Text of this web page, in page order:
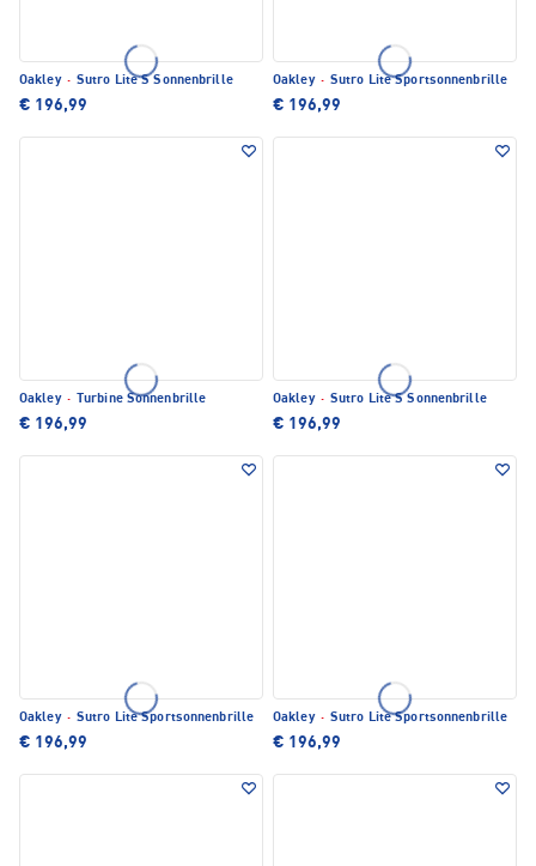
Oakley · Sutro Lite S Sonnenbrille
€ 196,99
Oakley · Sutro Lite Sportsonnenbrille
€ 196,99
Oakley · Turbine Sonnenbrille
€ 196,99
Oakley · Sutro Lite S Sonnenbrille
€ 196,99
Oakley · Sutro Lite Sportsonnenbrille
€ 196,99
Oakley · Sutro Lite Sportsonnenbrille
€ 196,99